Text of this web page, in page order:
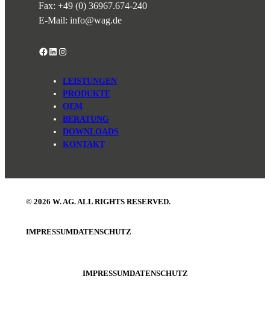
Fax: +49 (0) 36967.674-240
E-Mail: info@wag.de
Facebook
LinkedIn
Instagram
LEISTUNGEN
PRODUKTE
OEM
BERATUNG
DOWNLOADS
KONTAKT
© 2026 W. AG. ALL RIGHTS RESERVED.
IMPRESSUMDATENSCHUTZ
IMPRESSUMDATENSCHUTZ